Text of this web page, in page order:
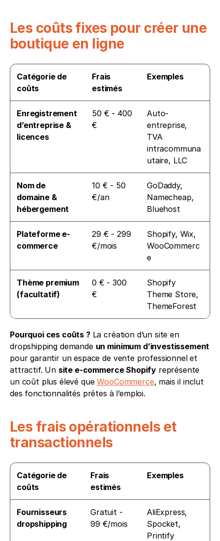
Les coûts fixes pour créer une
boutique en ligne
Catégorie de
coûts
Frais
estimés
Exemples
Enregistrement
d’entreprise &
licences
50 € - 400
€
Auto-
entreprise,
TVA
intracommuna
utaire, LLC
Nom de
domaine &
hébergement
10 € - 50
€/an
GoDaddy,
Namecheap,
Bluehost
Plateforme e-
commerce
29 € - 299
€/mois
Shopify, Wix,
WooCommerc
e
Thème premium
(facultatif)
0 € - 300
€
Shopify
Theme Store,
ThemeForest
Pourquoi ces coûts ? La création d’un site en
dropshipping demande un minimum d’investissement
pour garantir un espace de vente professionnel et
attractif. Un site e-commerce Shopify représente
un coût plus élevé que WooCommerce, mais il inclut
des fonctionnalités prêtes à l’emploi.
Les frais opérationnels et
transactionnels
Catégorie de
coûts
Frais
estimés
Exemples
Fournisseurs
dropshipping
Gratuit -
99 €/mois
AliExpress,
Spocket,
Printify